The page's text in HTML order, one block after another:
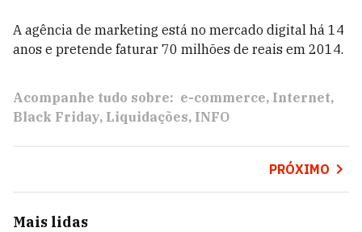
A agência de marketing está no mercado digital há 14
anos e pretende faturar 70 milhões de reais em 2014.
Acompanhe tudo sobre: e-commerce Internet
Black Friday Liquidações INFO
PRÓXIMO
Mais lidas